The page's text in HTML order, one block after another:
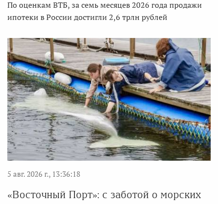
По оценкам ВТБ, за семь месяцев 2026 года продажи
ипотеки в России достигли 2,6 трлн рублей
5 авг. 2026 г., 13:36:18
«Восточный Порт»: с заботой о морских